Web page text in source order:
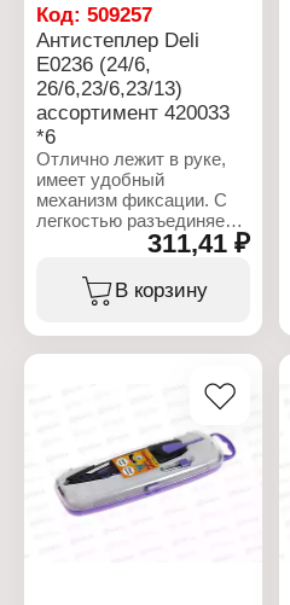
Код: 509257
Антистеплер Deli
E0236 (24/6,
26/6,23/6,23/13)
ассортимент 420033
*6
Отлично лежит в руке,
имеет удобный
механизм фиксации. С
легкостью разъединяет
до 25 листов.
Характеристики:
Торговая марка: Deli
Цвет: в ассортименте
размер скоб: 24/6, 26/6,
23/6-23/13 мм
Материал: пластик,
металл
311,41 ₽
В корзину